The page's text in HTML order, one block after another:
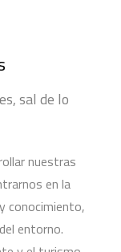
sal de lo
nuestras
en la
conocimiento,
entorno.